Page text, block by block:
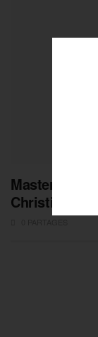
Masters de
Christian